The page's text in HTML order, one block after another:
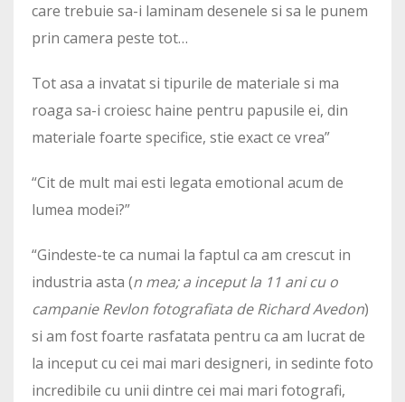
care trebuie sa-i laminam desenele si sa le punem
prin camera peste tot…
Tot asa a invatat si tipurile de materiale si ma
roaga sa-i croiesc haine pentru papusile ei, din
materiale foarte specifice, stie exact ce vrea”
“Cit de mult mai esti legata emotional acum de
lumea modei?”
“Gindeste-te ca numai la faptul ca am crescut in
industria asta (n mea; a inceput la 11 ani cu o
campanie Revlon fotografiata de Richard Avedon)
si am fost foarte rasfatata pentru ca am lucrat de
la inceput cu cei mai mari designeri, in sedinte foto
incredibile cu unii dintre cei mai mari fotografi,